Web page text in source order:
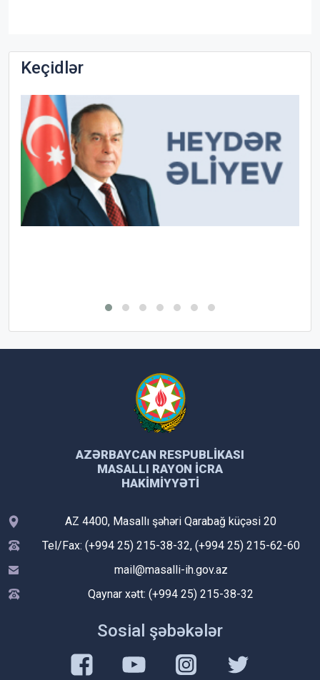
Keçidlər
AZƏRBAYCAN RESPUBLIKASI
MASALLI RAYON İCRA
HAKIMIYYƏTI
AZ 4400, Masallı şəhəri Qarabağ küçəsi 20
Tel/Fax: (+994 25) 215-38-32, (+994 25) 215-62-60
mail@masalli-ih.gov.az
Qaynar xətt: (+994 25) 215-38-32
Sosial şəbəkələr